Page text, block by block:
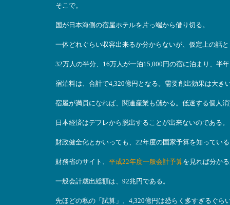
そこで。
国が日本海側の宿屋ホテルを片っ端から借り切る。
一体どれぐらい収容出来るか分からないが、仮定上の話
32万人の半分、16万人が一泊15,000円の宿に泊まり、半
宿泊料は、合計で4,320億円となる。需要創出効果は大き
宿屋が満員になれば、関連産業も儲かる。低迷する個人
日本経済はデフレから脱出することが出来ないのである。
財政健全化とかいっても、22年度の国家予算を知ってい
財務省のサイト、 平成22年度一般会計予算を見れば分か
一般会計歳出総額は、92兆円である。
先ほどの私の「試算」、4,320億円は恐らく多すぎるぐら